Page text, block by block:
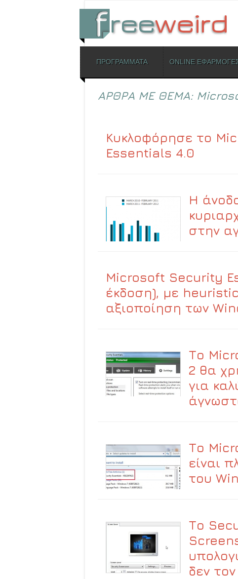
Skip to content
ΠΡΟΓΡΑΜΜΑΤΑ ONLINE
ΑΡΘΡΑ ΜΕ ΘΕΜΑ:
Κυκλοφόρησε το
Essentials 4.0
Η
στην
Microsoft Security
έκδοση), με
αξιοποίηση των
Το
2 θα
για
Το
είναι
του
Το
δεν